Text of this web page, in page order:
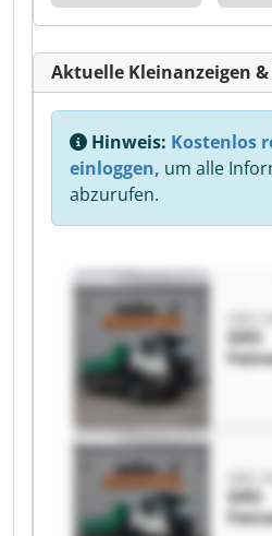
Aktuelle Kleinanzeigen &
Hinweis: Kostenlos
einloggen, um alle
abzurufen.
GRS
GRS